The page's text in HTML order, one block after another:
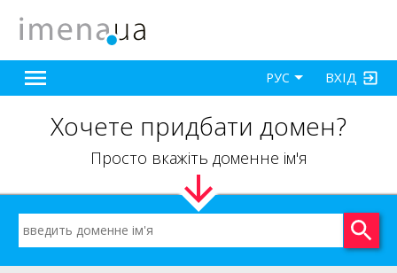
ВХІД
РУС
Хочете придбати домен?
Просто вкажіть доменне ім'я